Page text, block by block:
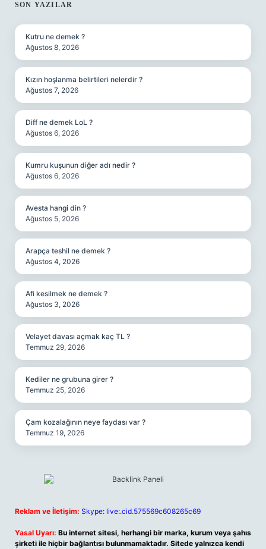
SIDEBAR
SON YAZILAR
Kutru ne demek ?
Ağustos 8, 2026
Kızın hoşlanma belirtileri nelerdir ?
Ağustos 7, 2026
Diff ne demek LoL ?
Ağustos 6, 2026
Kumru kuşunun diğer adı nedir ?
Ağustos 6, 2026
Avesta hangi din ?
Ağustos 5, 2026
Arapça teshil ne demek ?
Ağustos 4, 2026
Afi kesilmek ne demek ?
Ağustos 3, 2026
Velayet davası açmak kaç TL ?
Temmuz 29, 2026
Kediler ne grubuna girer ?
Temmuz 25, 2026
Çam kozalağının neye faydası var ?
Temmuz 19, 2026
Reklam ve İletişim: Skype: live:.cid.575569c608265c69
Yasal Uyarı: Bu internet sitesi, herhangi bir marka, kurum veya şahıs
şirketi ile hiçbir bağlantısı bulunmamaktadır. Sitede yalnızca kendi